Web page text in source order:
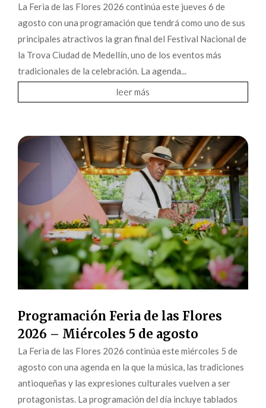
La Feria de las Flores 2026 continúa este jueves 6 de
agosto con una programación que tendrá como uno de sus
principales atractivos la gran final del Festival Nacional de
la Trova Ciudad de Medellín, uno de los eventos más
tradicionales de la celebración. La agenda...
leer más
Programación Feria de las Flores
2026 – Miércoles 5 de agosto
La Feria de las Flores 2026 continúa este miércoles 5 de
agosto con una agenda en la que la música, las tradiciones
antioqueñas y las expresiones culturales vuelven a ser
protagonistas. La programación del día incluye tablados